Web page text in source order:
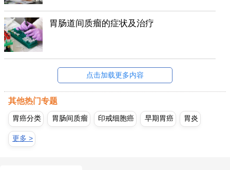
胃肠道间质瘤的症状及治疗
点击加载更多内容
其他热门专题
胃癌分类 胃肠间质瘤 印戒细胞癌 早期胃癌 胃炎
更多 >